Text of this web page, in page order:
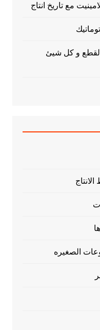
مع تاريخ انتاج
القطع و كل شيئ
الصغيره